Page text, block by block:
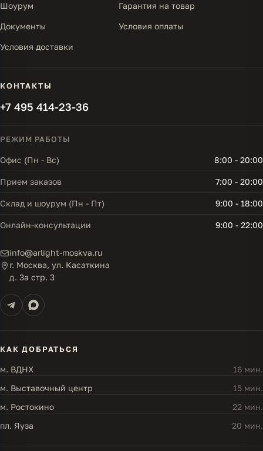
Шоурум Гарантия на товар
Документы Условия оплаты
Условия доставки
КОНТАКТЫ
+7 495 414-23-36
РЕЖИМ РАБОТЫ
Офис (Пн - Вс) 8:00 - 20:00
Прием заказов 7:00 - 20:00
Склад и шоурум (Пн - Пт) 9:00 - 18:00
Онлайн-консультации 9:00 - 22:00
info@arlight-moskva.ru
г. Москва, ул. Касаткина
д. 3а стр. 3
КАК ДОБРАТЬСЯ
м. ВДНХ
16 мин.
м. Выставочный центр
15 мин.
м. Ростокино
22 мин.
пл. Яуза
20 мин.